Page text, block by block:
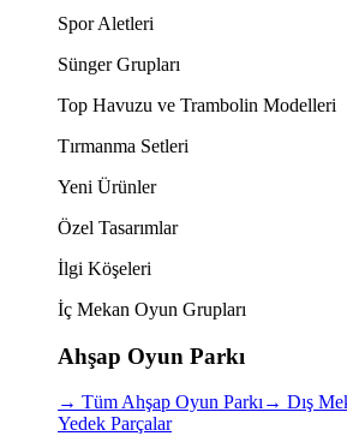
Spor Aletleri
Sünger Grupları
Top Havuzu ve Trambolin Modelleri
Tırmanma Setleri
Yeni Ürünler
Özel Tasarımlar
İlgi Köşeleri
İç Mekan Oyun Grupları
Ahşap Oyun Parkı
→ Tüm Ahşap Oyun Parkı→ Dış
Yedek Parçalar